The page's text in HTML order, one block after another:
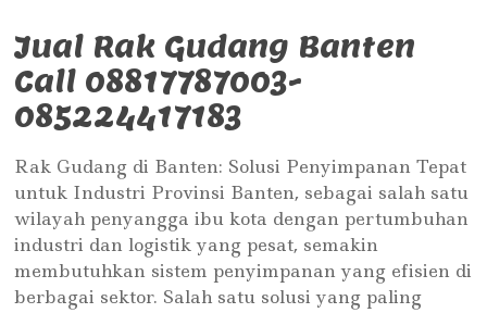
Jual Rak Gudang Banten
Call 08817787003-
085224417183
Rak Gudang di Banten: Solusi Penyimpanan Tepat
untuk Industri Provinsi Banten, sebagai salah satu
wilayah penyangga ibu kota dengan pertumbuhan
industri dan logistik yang pesat, semakin
membutuhkan sistem penyimpanan yang efisien di
berbagai sektor. Salah satu solusi yang paling